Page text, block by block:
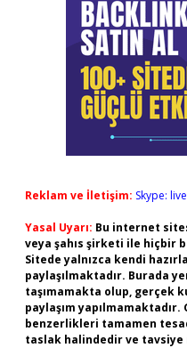
Reklam ve İletişim: Skype:
Yasal Uyarı: Bu internet
veya şahıs şirketi ile hiçbir
Sitede yalnızca kendi
paylaşılmaktadır. Burada
taşımamakta olup, gerçek
paylaşım
benzerlikleri tamamen
taslak halindedir ve tavsiye